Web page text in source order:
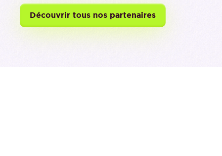
Découvrir tous nos partenaires